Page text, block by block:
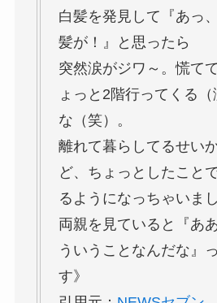
白髪を発見して『あっ
髪が！』と思ったら
突然涙がジワ～。慌て
ょっと2階行ってくる
な（笑）。
離れて暮らしてるせい
ど、ちょっとしたこと
るようになっちゃいまし
両親を見ていると『あ
ういうことなんだな』
す》